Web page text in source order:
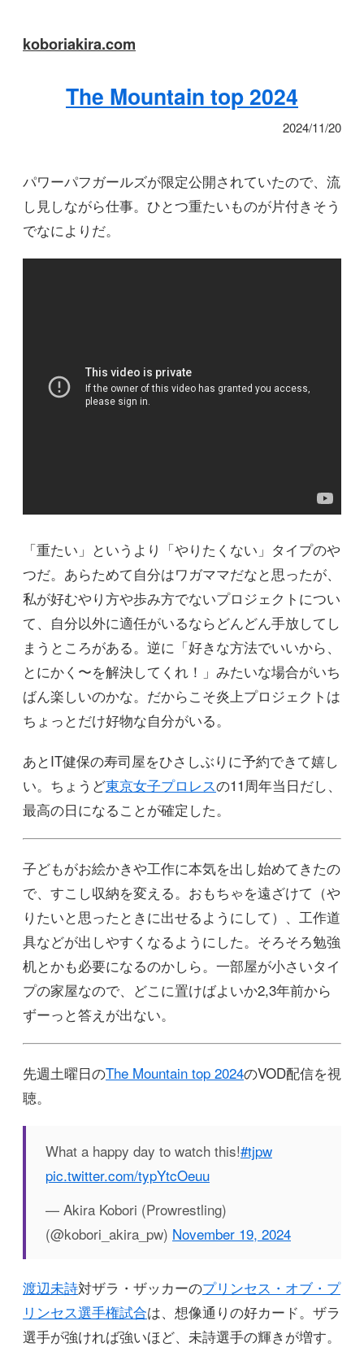
koboriakira.com
The Mountain top 2024
2024/11/20
パワーパフガールズが限定公開されていたので、流
し見しながら仕事。ひとつ重たいものが片付きそう
でなによりだ。
「重たい」というより「やりたくない」タイプのや
つだ。あらためて自分はワガママだなと思ったが、
私が好むやり方や歩み方でないプロジェクトについ
て、自分以外に適任がいるならどんどん手放してし
まうところがある。逆に「好きな方法でいいから、
とにかく〜を解決してくれ！」みたいな場合がいち
ばん楽しいのかな。だからこそ炎上プロジェクトは
ちょっとだけ好物な自分がいる。
あとIT健保の寿司屋をひさしぶりに予約できて嬉し
い。ちょうど東京女子プロレスの11周年当日だし、
最高の日になることが確定した。
子どもがお絵かきや工作に本気を出し始めてきたの
で、すこし収納を変える。おもちゃを遠ざけて（や
りたいと思ったときに出せるようにして）、工作道
具などが出しやすくなるようにした。そろそろ勉強
机とかも必要になるのかしら。一部屋が小さいタイ
プの家屋なので、どこに置けばよいか2,3年前から
ずーっと答えが出ない。
先週土曜日のThe Mountain top 2024のVOD配信を視
聴。
What a happy day to watch this!#tjpw
pic.twitter.com/typYtcOeuu
— Akira Kobori (Prowrestling)
(@kobori_akira_pw) November 19, 2024
渡辺未詩対ザラ・ザッカーのプリンセス・オブ・プ
リンセス選手権試合は、想像通りの好カード。ザラ
選手が強ければ強いほど、未詩選手の輝きが増す。